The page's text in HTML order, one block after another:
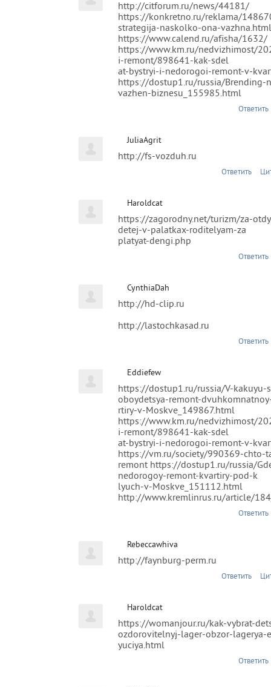
http://citforum.ru/news/44181/
https://konkretno.ru/reklama/
strategija-naskolko-ona-vazhna.html
https://www.calend.ru/afisha/1632/
https://www.km.ru/nedvizhimost/
i-remont/898641-kak-sdel
at-bystryi-i-nedorogoi-remont-v-
https://dostup1.ru/russia/Brending-
vazhen-biznesu_155985.html
Ответить
JuliaAgrit
http://fs-vozduh.ru
Ответить
Haroldcat
https://zagorodny.net/turizm/za-
detej-v-palatkax-roditelyam-za
platyat-dengi.php
Ответить
CynthiaDah
http://hd-clip.ru
http://lastochkasad.ru
Ответить
Eddiefew
https://dostup1.ru/russia/V-kakuyu-
oboydetsya-remont-
rtiry-v-Moskve_149867.html
https://www.km.ru/nedvizhimost/
i-remont/898641-kak-sdel
at-bystryi-i-nedorogoi-remont-v-
https://vm.ru/society/990369-chto-
remont https://dostup1.ru/russia/
nedorogoy-remont-kvartiry-pod-k
lyuch-v-Moskve_151112.html
http://www.kremlinrus.ru/article/
Ответить
Rebeccawhiva
http://faynburg-perm.ru
Ответить
Haroldcat
https://womanjour.ru/kak-vybrat-
ozdorovitelnyj-lager-obzor-lagerya-
yuciya.html
Ответить